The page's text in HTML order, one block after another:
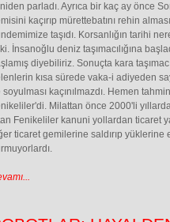
parladı. Ayrıca bir kaç ay önce
kaçırıp mürettebatını rehin
taşıdı. Korsanlığın tarihi
İnsanoğlu deniz taşımacılığına
diyebiliriz. Sonuçta kara
kısa sürede vaka-i adiyeden
soyulması kaçınılmazdı. Hemen
Milattan önce 2000'li
Fenikeliler kanuni yollardan ticaret
ticaret gemilerine saldırıp yüklerine